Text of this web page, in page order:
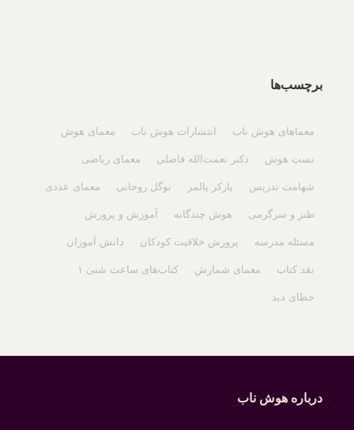
برچسب‌ها
معماهای هوش ناب انتشارات هوش ناب معمای هوش
تست هوش دکتر نعمت‌الله فاضلی معمای ریاضی
شهامت تدریس پارکر پالمر نوگل روحانی معمای عددی
طنز و سرگرمی هوش چندگانه آموزش و پرورش
مسئله مدرسه پرورش خلاقیت کودکان دانش آموزان
نقد کتاب معمای شمارش کتاب‌های ساعت شنی ۱
خطای دید
درباره هوش ناب